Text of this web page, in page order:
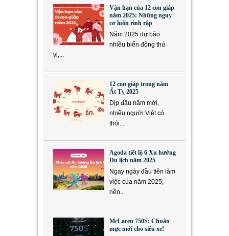
Vận hạn của 12 con giáp
năm 2025: Những nguy
cơ luôn rình rập
Năm 2025 dự báo
nhiều biến động thú
vị,...
12 con giáp trong năm
Ất Tỵ 2025
Dịp đầu năm mới,
nhiều người Việt có
thói...
Agoda tiết lộ 6 Xu hướng
Du lịch năm 2025
Ngay ngày đầu tiên làm
việc của năm 2025,
nền...
McLaren 750S: Chuẩn
mực mới cho siêu xe!